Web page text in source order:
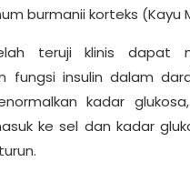
burmanii korteks (Kayu
teruji klinis dapat
fungsi insulin dalam
kadar
ke sel dan kadar